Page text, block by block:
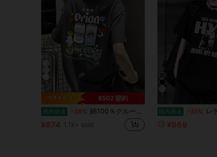
15
¥502 節約
国内発送 -36% 綿100％クルーネックプリント半袖Tシャツ、女性用新作夏服、スタイリッシュなゆったりカジュアルトップス
¥874 1.1k+ sold
7
国内発送 -37% レディース レギュラ
¥969